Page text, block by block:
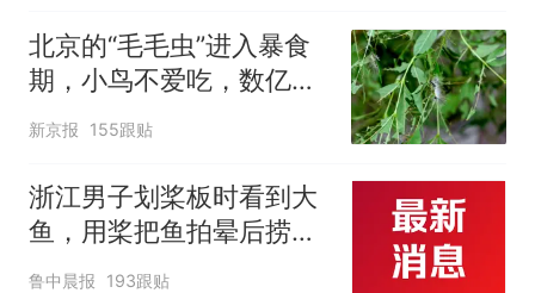
北京的“毛毛虫”进入暴食
期，小鸟不爱吃，数亿头
小蜂迎战
新京报 155跟贴
浙江男子划桨板时看到大
鱼，用桨把鱼拍晕后捞
起；当事人：鱼重7斤6
鲁中晨报 193跟贴